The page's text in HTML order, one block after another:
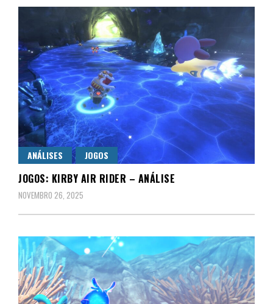
Central Comics
ANÁLISES JOGOS
JOGOS: KIRBY AIR RIDER – ANÁLISE
NOVEMBRO 26, 2025